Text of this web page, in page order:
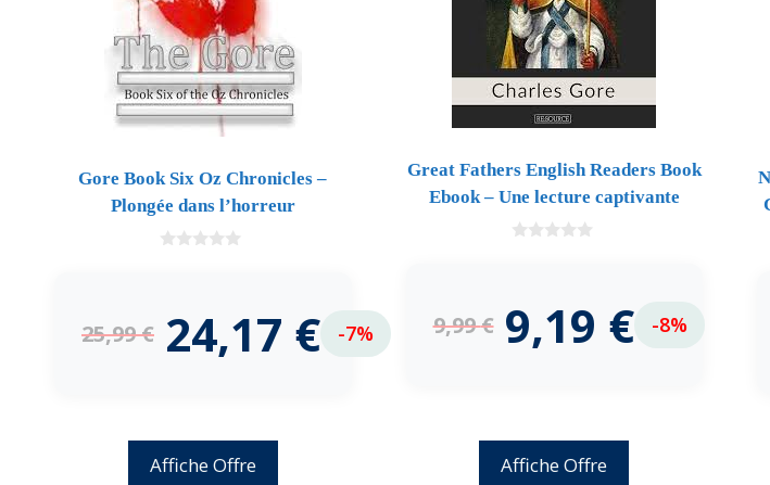
Gore Book Six Oz Chronicles –
Plongée dans l’horreur
25,99€ 24,17 € -7%
Affiche Offre
Great Fathers English Readers Book
Ebook – Une lecture captivante
9,99€ 9,19 € -8%
Affiche Offre